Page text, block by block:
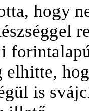
hogy
elhitte,
is